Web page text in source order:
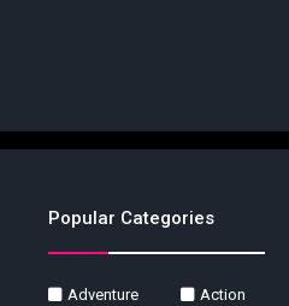
Popular Categories
Adventure
Action